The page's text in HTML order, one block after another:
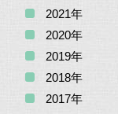
2021年
2020年
2019年
2018年
2017年